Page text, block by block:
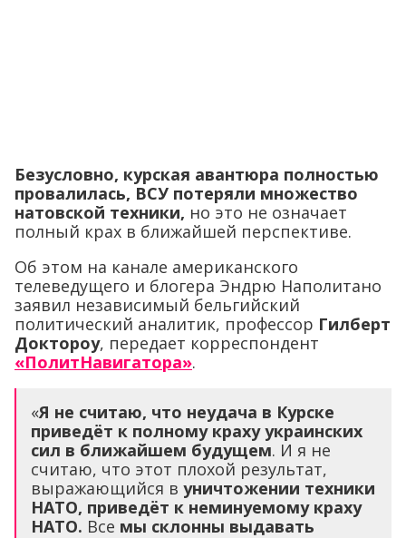
Безусловно, курская авантюра полностью
провалилась, ВСУ потеряли множество
натовской техники, но это не означает
полный крах в ближайшей перспективе.
Об этом на канале американского
телеведущего и блогера Эндрю Наполитано
заявил независимый бельгийский
политический аналитик, профессор Гилберт
Доктороу, передает корреспондент
«ПолитНавигатора».
«Я не считаю, что неудача в Курске
приведёт к полному краху украинских
сил в ближайшем будущем. И я не
считаю, что этот плохой результат,
выражающийся в уничтожении техники
НАТО, приведёт к неминуемому краху
НАТО. Все мы склонны выдавать